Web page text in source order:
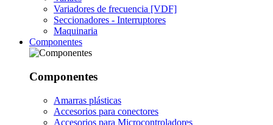
Variadores de frecuencia [VDF]
Seccionadores - Interruptores
Maquinaria
Componentes
Componentes
Amarras plásticas
Accesorios para conectores
Accesorios para Microcontroladores